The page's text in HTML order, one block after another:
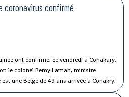
n’a pas connu son affluence habituelle à
le monde.
coronavirus confirmé
ont confirmé, ce vendredi à Conakary,
le colonel Remy Lamah, ministre
une Belge de 49 ans arrivée à Conakry,
et isolée au Centre de traitement de